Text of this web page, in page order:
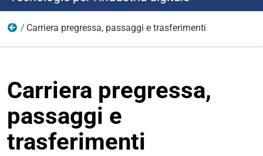
Iscriversi
Carriera pregressa, passaggi e trasferimenti
Carriera pregressa,
passaggi e
trasferimenti